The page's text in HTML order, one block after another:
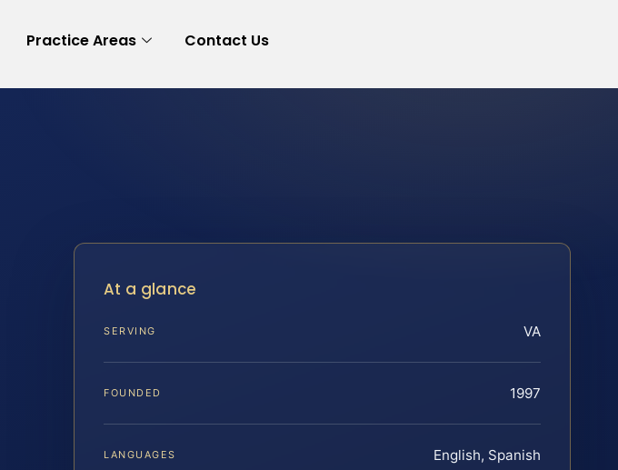
Practice Areas Contact Us
At a glance
SERVING VA
FOUNDED 1997
LANGUAGES English, Spanish